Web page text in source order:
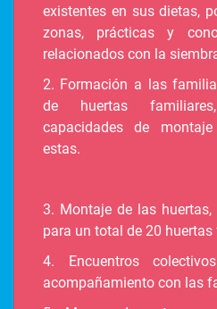
existentes en sus dietas,
zonas, prácticas y
relacionados con la
2. Formación a las
de huertas
capacidades de
estas.
3. Montaje de las
para un total de 20
4. Encuentros
acompañamiento con las